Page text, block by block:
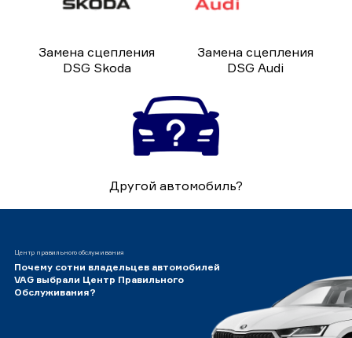
Замена сцепления
DSG Skoda
Замена сцепления
DSG Audi
Другой автомобиль?
Центр правильного обслуживания
Почему сотни владельцев автомобилей
VAG выбрали Центр Правильного
Обслуживания?